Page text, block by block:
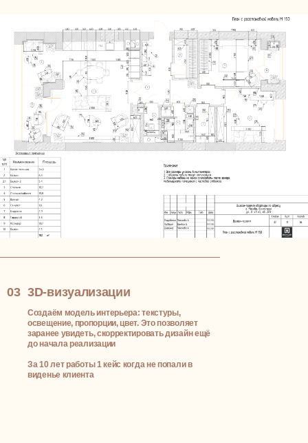
03 3D-визуализации
Создаём модель интерьера: текстуры,
освещение, пропорции, цвет. Это позволяет
заранее увидеть, скорректировать дизайн ещё
до начала реализации
За 10 лет работы 1 кейс когда не попали в
виденье клиента
До заключения Договора разработаем для вас
бесплатно. Чтобы вы увидели, как мы работаем
Приглашаем на встречу-знакомство с Димой,
основателем и генеральным директором NewForm
Обсудим вашу будущую квартиру или дом,
поговорим о видении и приоритетах, сформируем
мудборды и поймем друг друга и ваши цели
И у вас не останется вопросов, что точно NewForm
бесплатное
планировочное
решение — до 31
сентября 2025